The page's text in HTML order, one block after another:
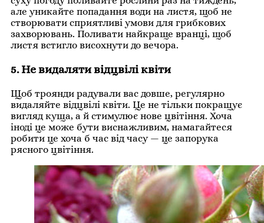
але уникайте попадання води на листя, щоб не
створювати сприятливі умови для грибкових
захворювань. Поливати найкраще вранці, щоб
листя встигло висохнути до вечора.
5. Не видаляти відцвілі квіти
Щоб троянди радували вас довше, регулярно
видаляйте відцвілі квіти. Це не тільки покращує
вигляд куща, а й стимулює нове цвітіння. Хоча
іноді це може бути виснажливим, намагайтеся
робити це хоча б час від часу — це запорука
рясного цвітіння.